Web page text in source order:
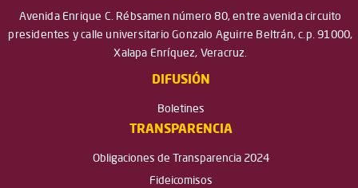
Avenida Enrique C. Rébsamen número 80, entre avenida circuito
presidentes y calle universitario Gonzalo Aguirre Beltrán, c.p. 91000,
Xalapa Enríquez, Veracruz.
DIFUSIÓN
Boletines
TRANSPARENCIA
Obligaciones de Transparencia 2024
Fideicomisos